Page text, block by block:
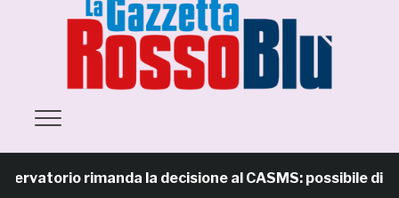
rimanda la decisione al CASMS: possibile divieto